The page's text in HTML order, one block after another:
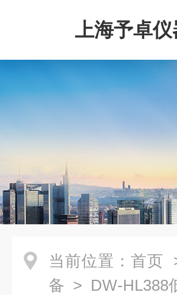
上海予卓仪
当前位置： 首页
备 > DW-HL388